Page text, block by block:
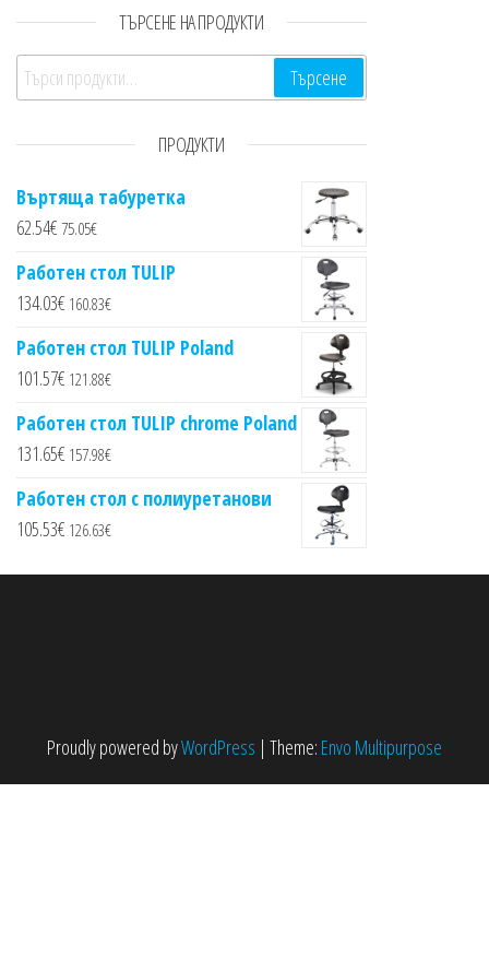
ТЪРСЕНЕ НА ПРОДУКТИ
Търсене за:
Търсене
ПРОДУКТИ
Въртяща табуретка
62.54€ 75.05€
Работен стол TULIP
134.03€ 160.83€
Работен стол TULIP Poland
101.57€ 121.88€
Работен стол TULIP chrome Poland
131.65€ 157.98€
Работен стол с полиуретанови
105.53€ 126.63€
Proudly powered byWordPress | Theme: Envo Multipurpose